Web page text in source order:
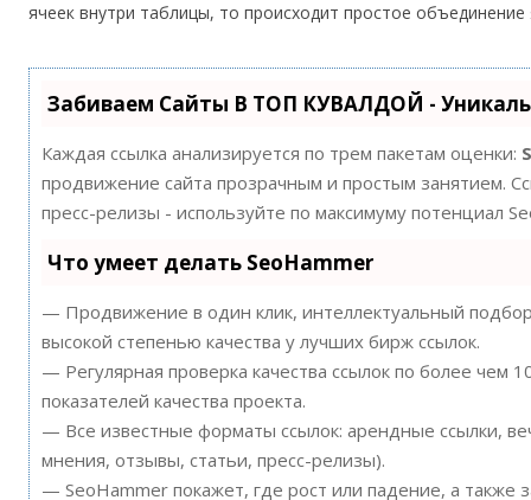
ячеек внутри таблицы, то происходит простое объединение
Забиваем Сайты В ТОП КУВАЛДОЙ -
Каждая ссылка анализируется по трем пакетам оценки:
продвижение сайта прозрачным и простым занятием.
пресс-релизы - используйте по максимуму потенциал
Что умеет делать SeoHammer
— Продвижение в один клик, интеллектуальный
высокой степенью качества у лучших бирж ссылок.
— Регулярная проверка качества ссылок по более чем
показателей качества проекта.
— Все известные форматы ссылок: арендные ссылки,
мнения, отзывы, статьи, пресс-релизы).
— SeoHammer покажет, где рост или падение, а также